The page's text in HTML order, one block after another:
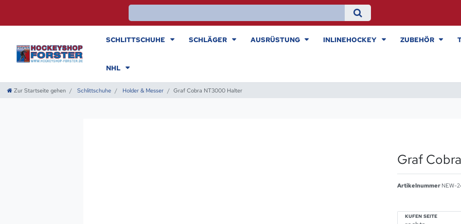
SCHLITTSCHUHE SCHLÄGER AUSRÜSTUNG INLINEHOCKEY ZUBEHÖR
NHL
Zur Startseite gehen Schlittschuhe Holder & Messer Graf Cobra NT3000 Halter
Graf
Artikelnummer NEW-
KUFEN SEITE